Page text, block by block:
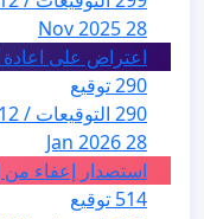
28 Nov 2025
اعتراض على اعادة
290 توقيع
290 التوقيعات / 12 أشهر
28 Jan 2026
استصدار إعفاء من
514 توقيع